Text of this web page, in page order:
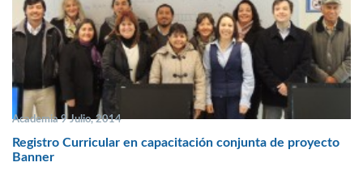
Academia 9 Julio, 2014
Registro Curricular en capacitación conjunta de proyecto
Banner